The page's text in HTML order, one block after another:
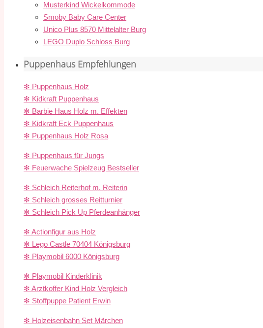
Musterkind Wickelkommode
Smoby Baby Care Center
Unico Plus 8570 Mittelalter Burg
LEGO Duplo Schloss Burg
Puppenhaus Empfehlungen
✻ Puppenhaus Holz
✻ Kidkraft Puppenhaus
✻ Barbie Haus Holz m. Effekten
✻ Kidkraft Eck Puppenhaus
✻ Puppenhaus Holz Rosa
✻ Puppenhaus für Jungs
✻ Feuerwache Spielzeug Bestseller
✻ Schleich Reiterhof m. Reiterin
✻ Schleich grosses Reitturnier
✻ Schleich Pick Up Pferdeanhänger
✻ Actionfigur aus Holz
✻ Lego Castle 70404 Königsburg
✻ Playmobil 6000 Königsburg
✻ Playmobil Kinderklinik
✻ Arztkoffer Kind Holz Vergleich
✻ Stoffpuppe Patient Erwin
✻ Holzeisenbahn Set Märchen